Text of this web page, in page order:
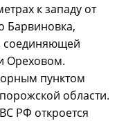
к западу от
Барвиновка,
соединяющей
Ореховом.
пунктом
области.
РФ откроется